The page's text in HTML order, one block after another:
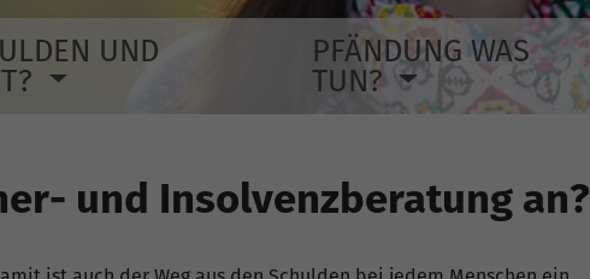
UND
PFÄNDUNG WAS
TUN?
und Insolvenzberatung an?